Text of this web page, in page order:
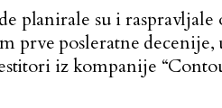
planirale su i
prve posleratne
iz kompanije